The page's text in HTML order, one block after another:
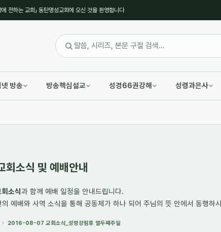
에 전하는 교회」 동탄명성교회에 오신 것을 환영합니다
방송 방송핵심설교 성경66권강해 성령과은사
회소식 및 예배안내
소식과 함께 예배 일정을 안내드립니다.
예배와 사역 소식을 통해 공동체가 하나 되어 주님의 뜻 안에서 동행하
2016-08-07 교회소식_성령강림후 열두째주일
5
북5
5
북5